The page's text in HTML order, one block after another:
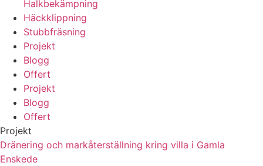
Halkbekämpning
Häckklippning
Stubbfräsning
Projekt
Blogg
Offert
Projekt
Blogg
Offert
Projekt
Dränering och markåterställning kring villa i Gamla
Enskede